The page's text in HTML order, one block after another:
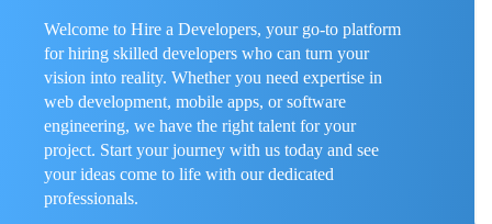
Welcome to Hire a Developers, your go-to platform
for hiring skilled developers who can turn your
vision into reality. Whether you need expertise in
web development, mobile apps, or software
engineering, we have the right talent for your
project. Start your journey with us today and see
your ideas come to life with our dedicated
professionals.